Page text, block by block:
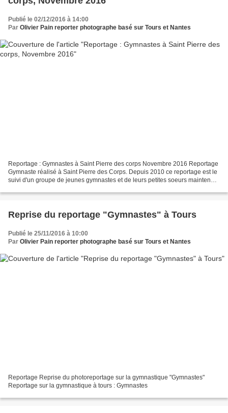
Publié le 02/12/2016 à 14:00
Par Olivier Pain reporter photographe basé sur Tours et Nantes
Reportage : Gymnastes à Saint Pierre des corps Novembre 2016 Reportage
Gymnaste réalisé à Saint Pierre des Corps. Depuis 2010 ce reportage est le
suivi d'un groupe de jeunes gymnastes et de leurs petites soeurs maintenant
Reprise du reportage "Gymnastes" à Tours
Publié le 25/11/2016 à 10:00
Par Olivier Pain reporter photographe basé sur Tours et Nantes
Reportage Reprise du photoreportage sur la gymnastique "Gymnastes"
Reportage sur la gymnastique à tours : Gymnastes